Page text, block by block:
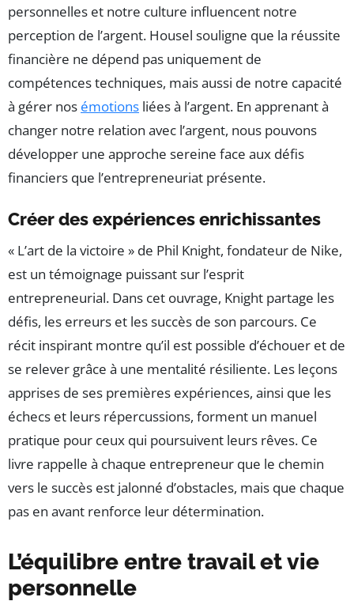
personnelles et notre culture influencent notre
perception de l’argent. Housel souligne que la réussite
financière ne dépend pas uniquement de
compétences techniques, mais aussi de notre capacité
à gérer nos émotions liées à l’argent. En apprenant à
changer notre relation avec l’argent, nous pouvons
développer une approche sereine face aux défis
financiers que l’entrepreneuriat présente.
Créer des expériences enrichissantes
« L’art de la victoire » de Phil Knight, fondateur de Nike,
est un témoignage puissant sur l’esprit
entrepreneurial. Dans cet ouvrage, Knight partage les
défis, les erreurs et les succès de son parcours. Ce
récit inspirant montre qu’il est possible d’échouer et de
se relever grâce à une mentalité résiliente. Les leçons
apprises de ses premières expériences, ainsi que les
échecs et leurs répercussions, forment un manuel
pratique pour ceux qui poursuivent leurs rêves. Ce
livre rappelle à chaque entrepreneur que le chemin
vers le succès est jalonné d’obstacles, mais que chaque
pas en avant renforce leur détermination.
L’équilibre entre travail et vie
personnelle